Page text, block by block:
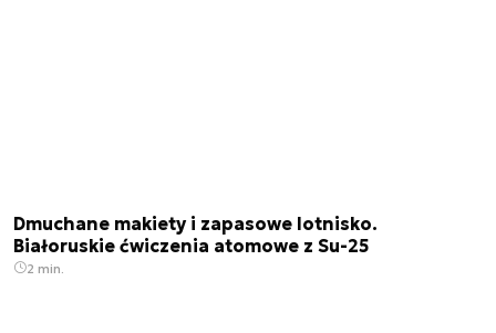
Dmuchane makiety i zapasowe lotnisko.
Białoruskie ćwiczenia atomowe z Su-25
2 min.